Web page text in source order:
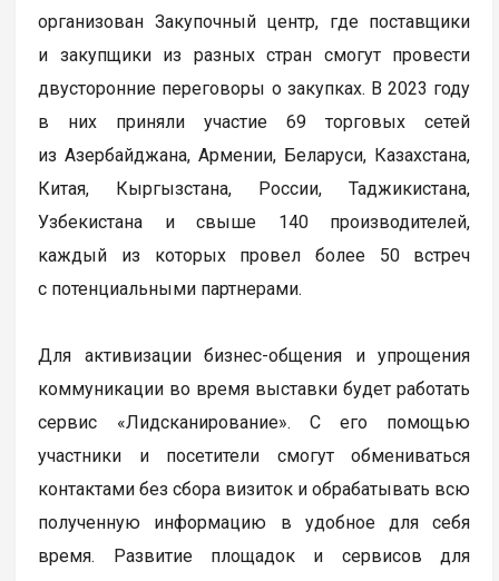
организован Закупочный центр, где поставщики
и закупщики из разных стран смогут провести
двусторонние переговоры о закупках. В 2023 году
в них приняли участие 69 торговых сетей
из Азербайджана, Армении, Беларуси, Казахстана,
Китая, Кыргызстана, России, Таджикистана,
Узбекистана и свыше 140 производителей,
каждый из которых провел более 50 встреч
с потенциальными партнерами.
Для активизации бизнес-общения и упрощения
коммуникации во время выставки будет работать
сервис «Лидсканирование». С его помощью
участники и посетители смогут обмениваться
контактами без сбора визиток и обрабатывать всю
полученную информацию в удобное для себя
время. Развитие площадок и сервисов для